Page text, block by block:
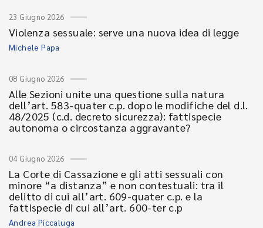
23 Giugno 2026
Violenza sessuale: serve una nuova idea di legge
Michele Papa
08 Giugno 2026
Alle Sezioni unite una questione sulla natura
dell’art. 583-quater c.p. dopo le modifiche del d.l.
48/2025 (c.d. decreto sicurezza): fattispecie
autonoma o circostanza aggravante?
04 Giugno 2026
La Corte di Cassazione e gli atti sessuali con
minore “a distanza” e non contestuali: tra il
delitto di cui all’art. 609-quater c.p. e la
fattispecie di cui all’art. 600-ter c.p
Andrea Piccaluga